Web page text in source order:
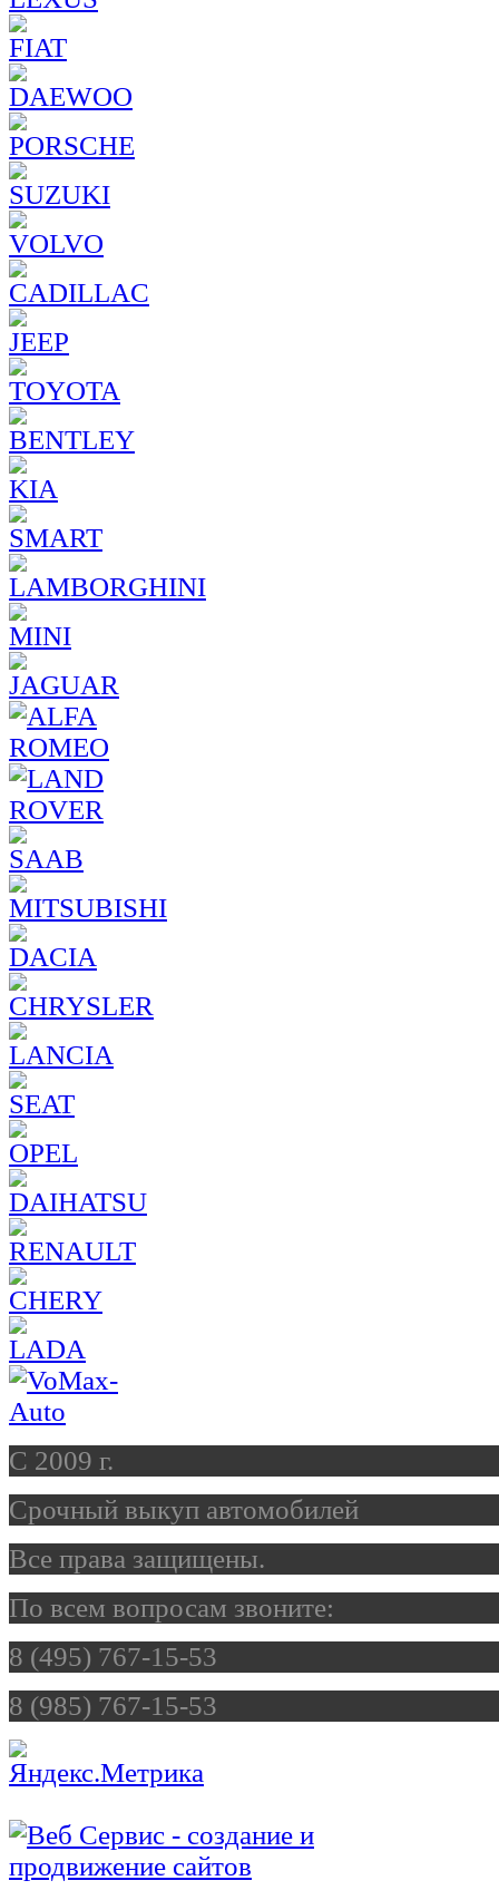
C 2009 г.
Срочный выкуп автомобилей
Все права защищены.
По всем вопросам звоните:
8 (495) 767-15-53
8 (985) 767-15-53